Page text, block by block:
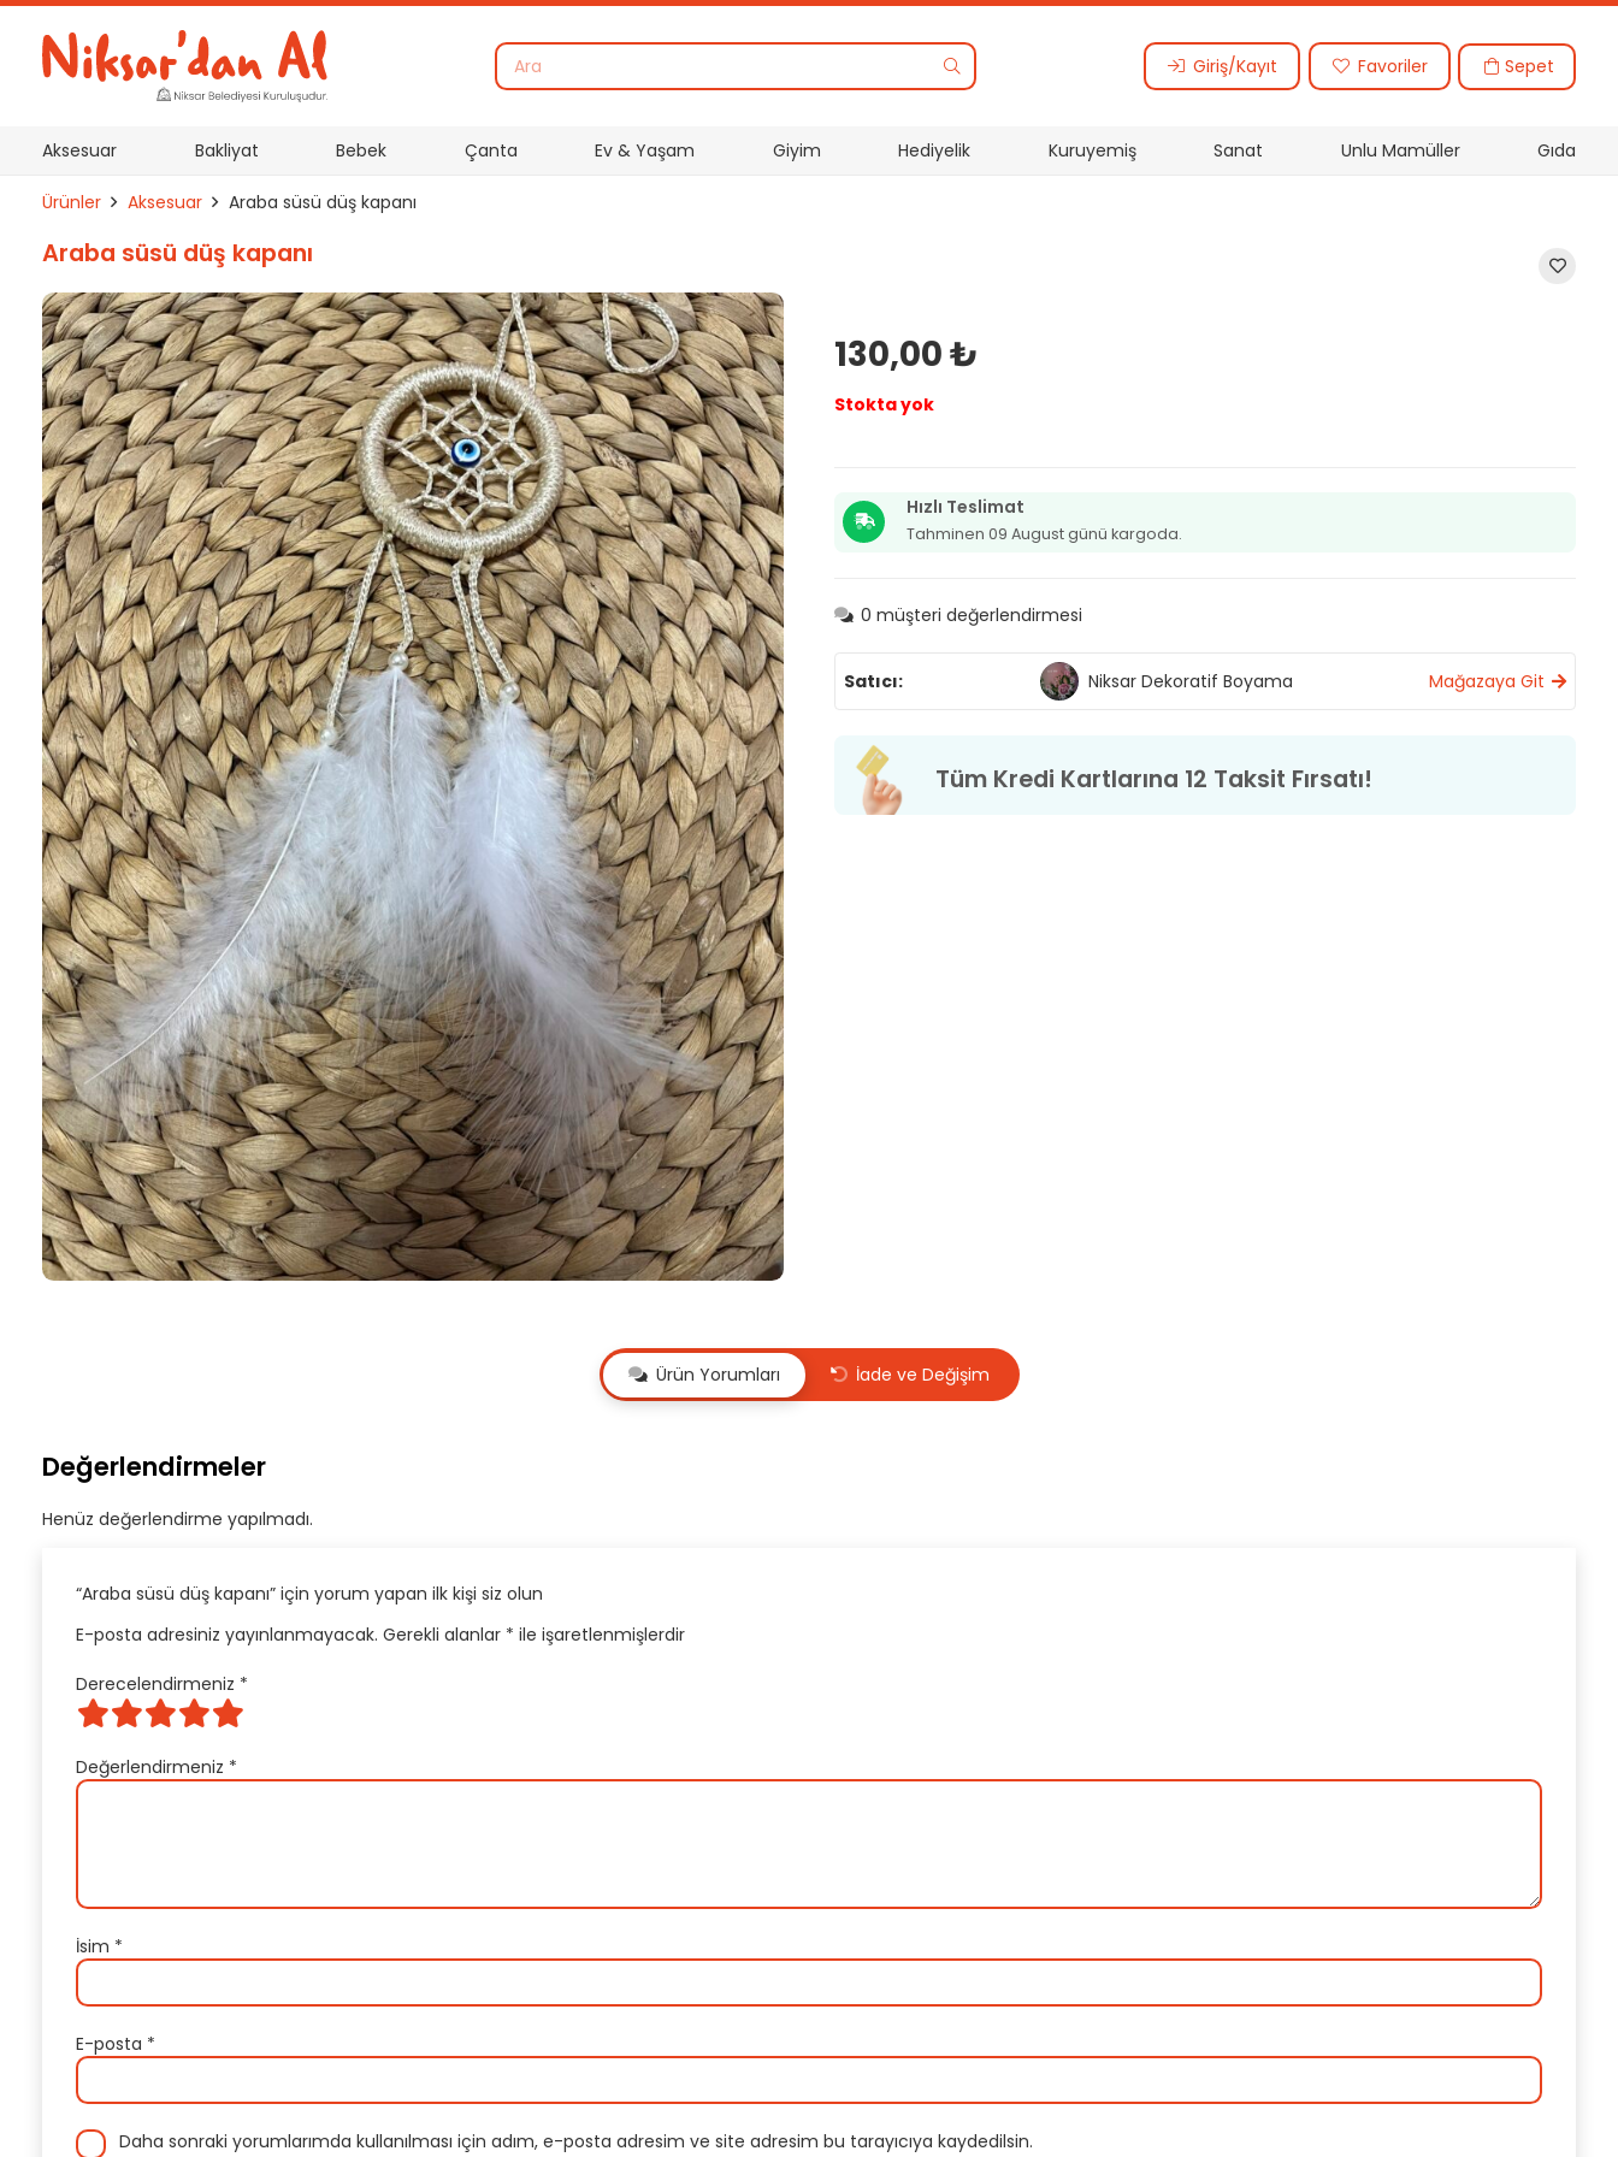
Giriş/Kayıt Favoriler Sepet
Aksesuar Bakliyat Bebek Çanta Ev & Yaşam Giyim Hediyelik Kuruyemiş Sanat Unlu Mamüller Gıda
Ürünler Aksesuar Araba süsü düş kapanı
Araba süsü düş kapanı
130,00₺
Stokta yok
Hızlı Teslimat
Tahminen 09 August günü kargoda.
0 müşteri değerlendirmesi
Satıcı: Niksar Dekoratif Boyama Mağazaya Git
Tüm Kredi Kartlarına 12 Taksit Fırsatı!
Ürün Yorumları İade ve Değişim
Değerlendirmeler
Henüz değerlendirme yapılmadı.
“Araba süsü düş kapanı” için yorum yapan ilk kişi siz olun
E-posta adresiniz yayınlanmayacak. Gerekli alanlar * ile işaretlenmişlerdir
Derecelendirmeniz *
Değerlendirmeniz *
İsim *
E-posta *
Daha sonraki yorumlarımda kullanılması için adım, e-posta adresim ve site adresim bu tarayıcıya kaydedilsin.